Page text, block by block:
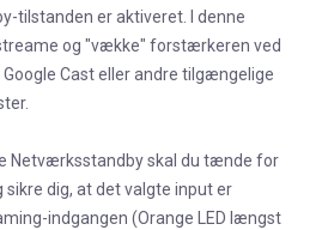
tilstanden er aktiveret. I denne
og "vække" forstærkeren ved
Cast eller andre tilgængelige
Netværksstandby skal du tænde for
dig, at det valgte input er
indgangen (Orange LED længst